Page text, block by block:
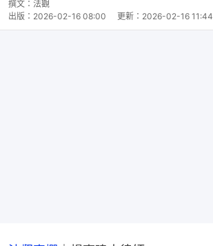
撰文： 法觀
出版： 2026-02-16 08:00 更新： 2026-02-16 11:44